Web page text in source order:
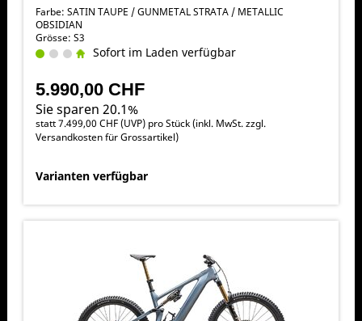
Farbe: SATIN TAUPE / GUNMETAL STRATA / METALLIC
OBSIDIAN
Grösse: S3
Sofort im Laden verfügbar
5.990,00 CHF
Sie sparen 20.1%
statt7.499,00 CHF(UVP) pro Stück (inkl. MwSt. zzgl.
Versandkosten für Grossartikel)
Varianten verfügbar